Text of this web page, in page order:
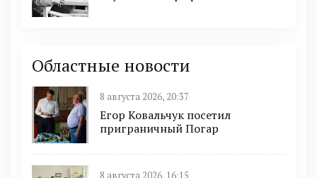
Областные новости
8 августа 2026, 20:37
Егор Ковальчук посетил
приграничный Погар
8 августа 2026, 16:15